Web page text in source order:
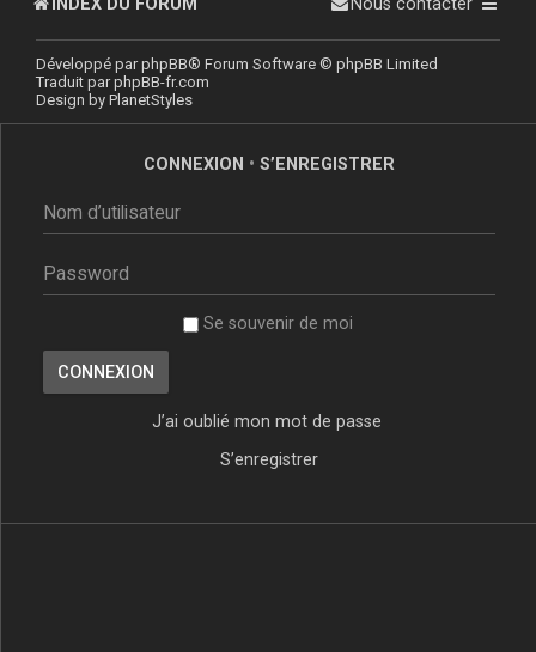
INDEX DU FORUM Nous contacter
Développé parphpBB® Forum Software © phpBB Limited
Traduit parphpBB-fr.com
Design by PlanetStyles
CONNEXION • S’ENREGISTRER
Se souvenir de moi
J’ai oublié mon mot de passe
S’enregistrer